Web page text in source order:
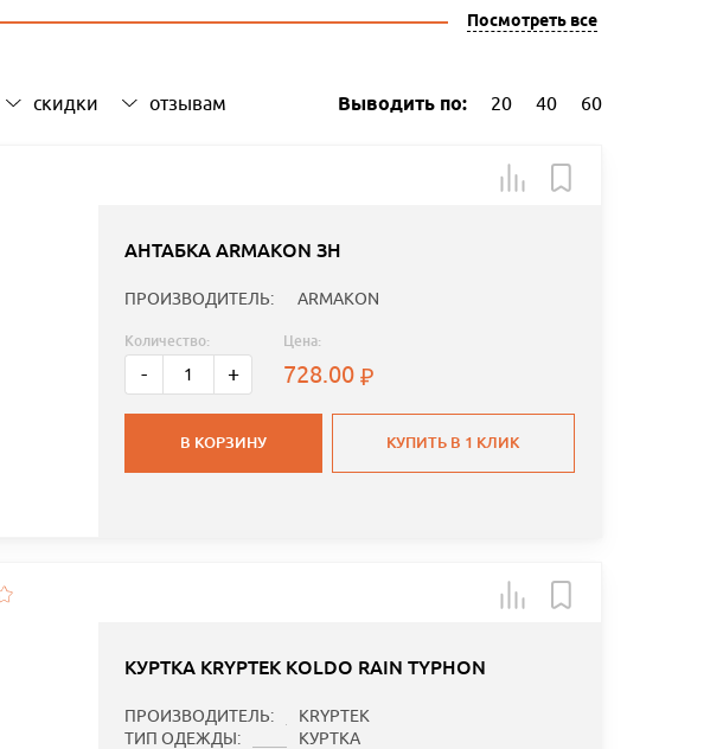
Посмотреть все
скидки отзывам Выводить по: 20 40 60
АНТАБКА ARMAKON ЗН
ПРОИЗВОДИТЕЛЬ: ARMAKON
Количество:
- +
Цена:
728.00
В КОРЗИНУ КУПИТЬ В 1 КЛИК
КУРТКА KRYPTEK KOLDO RAIN TYPHON
ПРОИЗВОДИТЕЛЬ:
KRYPTEK
ТИП ОДЕЖДЫ:
КУРТКА